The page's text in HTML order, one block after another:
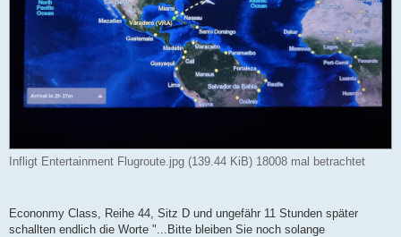
Infligt Entertainment Flugroute.jpg (139.44 KiB) 18008 mal betrachtet
Econonmy Class, Reihe 44, Sitz D und ungefähr 11 Stunden später
schallten endlich die Worte "...Bitte bleiben Sie noch solange